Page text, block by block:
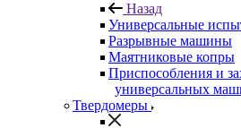
Назад
Универсальные
Разрывные машины
Маятниковые копры
Приспособления и
универсальных
Твердомеры